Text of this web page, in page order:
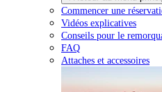
Commencer une
Vidéos explicatives
Conseils pour le
FAQ
Attaches et accessoires